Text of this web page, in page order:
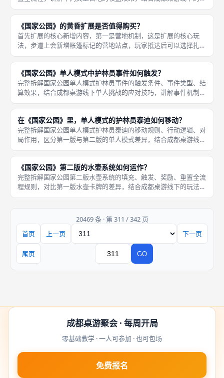
地玩法技巧，说明机制的策略价值。首先营地的基础设置，每赛季
布置步道时，会在指定的几个站点上方放置帐篷标记，对应站点就
变成了营
《国家公园》的黄昏扩展是否值得购买？
首先扩展的核心新增内容，第一是营地机制，这是扩展的核心玩
法，步道上会新增帐篷标记的营地站点，玩家抵达后可以选择扎
营，替代站点本身的行动，获得资源、拍照、免费参观公园等专属
奖励，营地有不同类型，每局随机刷新，玩法变数很大。从新增内
容、玩法提升
《国家公园》单人模式中护林员事件如何触发？
完整拆解国家公园单人模式护林员事件的触发条件、事件类型、结
算效果，结合成都桌游线下单人挑战的应对技巧，讲解事件机制对
单人对局的影响。首先事件触发的核心逻辑，护林员泰迪每移动到
一个带天气标记的站点，就会收集对应天气标记，放到专属的事件
面板上；
在《国家公园》里，单人模式的护林员泰迪如何移动？
完整拆解国家公园单人模式护林员泰迪的移动规则、行动逻辑、对
局作用，区分第一版与第二版的单人模式差异，结合成都桌游线下
单人刷分的玩法技巧，讲解单人模式的游玩体验。首先护林员泰迪
的基础设定，单人模式中，泰迪作为AI对手和玩家同场竞技，他拥
有两名
《国家公园》第二版的水壶系统如何运作？
完整拆解国家公园第二版水壶系统的填充、触发、奖励、重置全流
程规则，对比第一版水壶卡牌的差异，结合成都桌游线下的玩法技
巧，讲解水壶系统的实战价值。首先基础运作流程，每位玩家开局
20469 条 · 第 311 / 342 页
首页
上一页 下一页
尾页 GO
成都桌游聚会 · 每周开局
零基础教学 · 一人可参加 · 也可包场
免费报名